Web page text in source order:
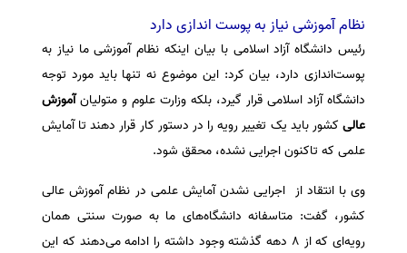
نظام آموزشی نیاز به پوست اندازی دارد
رئیس دانشگاه آزاد اسلامی با بیان اینکه نظام آموزشی ما نیاز به
پوست‌اندازی دارد، بیان کرد: این موضوع نه تنها باید مورد توجه
دانشگاه آزاد اسلامی قرار گیرد، بلکه وزارت علوم و متولیانآموزش
عالی کشور باید یک تغییر رویه را در دستور کار قرار دهند تا آمایش
علمی که تاکنون اجرایی نشده، محقق شود.
وی با انتقاد از اجرایی نشدن آمایش علمی در نظام آموزش عالی
کشور، گفت: متاسفانه دانشگاه‌های ما به صورت سنتی همان
رویه‌ای که از ۸ دهه گذشته وجود داشته را ادامه می‌دهند که این